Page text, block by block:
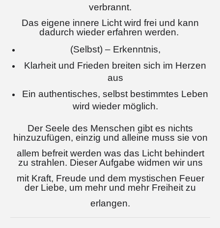
verbrannt.
Das eigene innere Licht wird frei und kann
dadurch wieder erfahren werden.
(Selbst) – Erkenntnis,
Klarheit und Frieden breiten sich im Herzen
aus
Ein authentisches, selbst bestimmtes Leben
wird wieder möglich.
Der Seele des Menschen gibt es nichts
hinzuzufügen, einzig und alleine muss sie von
allem befreit werden was das Licht behindert
zu strahlen. Dieser Aufgabe widmen wir uns
mit Kraft, Freude und dem mystischen Feuer
der Liebe, um mehr und mehr Freiheit zu
erlangen.